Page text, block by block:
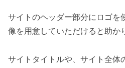
サイトのヘッダー部分にロゴを
像を用意していただけると助か
サイトタイトルや、サイト全体